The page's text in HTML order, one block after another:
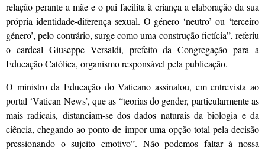
relação perante a mãe e o pai facilita à criança a elaboração da sua
própria identidade-diferença sexual. O género ‘neutro’ ou ‘terceiro
género’, pelo contrário, surge como uma construção fictícia”, referiu
o cardeal Giuseppe Versaldi, prefeito da Congregação para a
Educação Católica, organismo responsável pela publicação.
O ministro da Educação do Vaticano assinalou, em entrevista ao
portal ‘Vatican News’, que as “teorias do gender, particularmente as
mais radicais, distanciam-se dos dados naturais da biologia e da
ciência, chegando ao ponto de impor uma opção total pela decisão
pressionando o sujeito emotivo”. Não podemos faltar à nossa